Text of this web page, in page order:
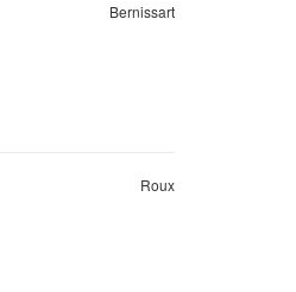
Bernissart
Roux